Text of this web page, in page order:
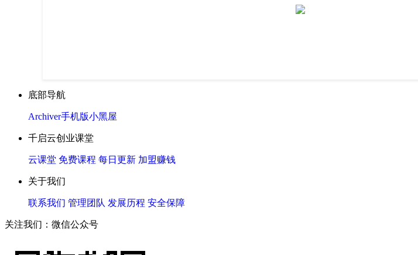
底部导航
Archiver手机版小黑屋
千启云创业课堂
云课堂 免费课程 每日更新 加盟赚钱
关于我们
联系我们 管理团队 发展历程 安全保障
关注我们：微信公众号